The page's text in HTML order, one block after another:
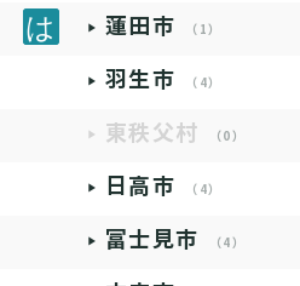
蓮田市 （1）
羽生市 （4）
東秩父村 （0）
日高市 （4）
富士見市 （4）